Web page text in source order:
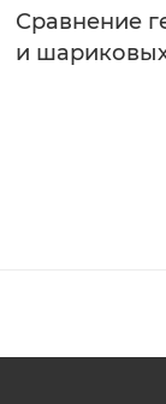
Сравнение
и